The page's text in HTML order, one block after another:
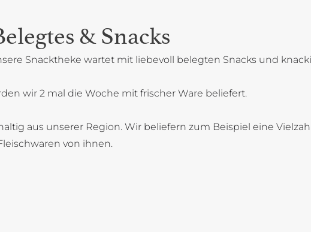
& Snacks
Snacktheke wartet mit liebevoll belegten Snacks und
wir 2 mal die Woche mit frischer Ware beliefert.
aus unserer Region. Wir beliefern zum Beispiel eine
von ihnen.